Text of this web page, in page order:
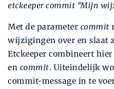
etckeeper commit “Mijn
Met de parameter commit
wijzigingen over en slaat
Etckeeper combineert
en commit. Uiteindelijk
commit-­message in te